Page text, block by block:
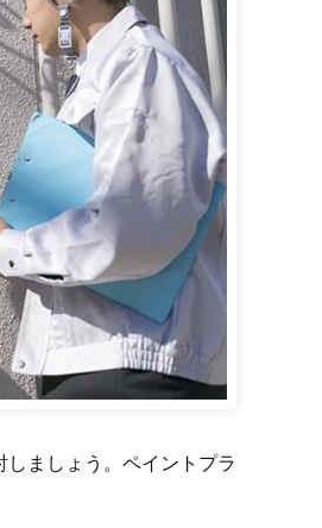
ましょう。ペイントプラ